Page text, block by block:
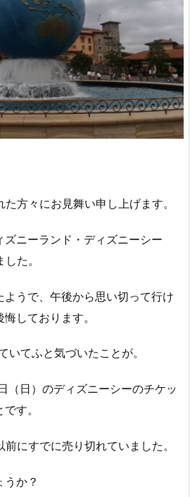
方々にお見舞い申し上げます。
ニーランド・ディズニーシー
た。
うで、午後から思い切って行け
しております。
いてふと気づいたことが。
（日）のディズニーシーのチケッ
す。
にすでに売り切れていました。
か？